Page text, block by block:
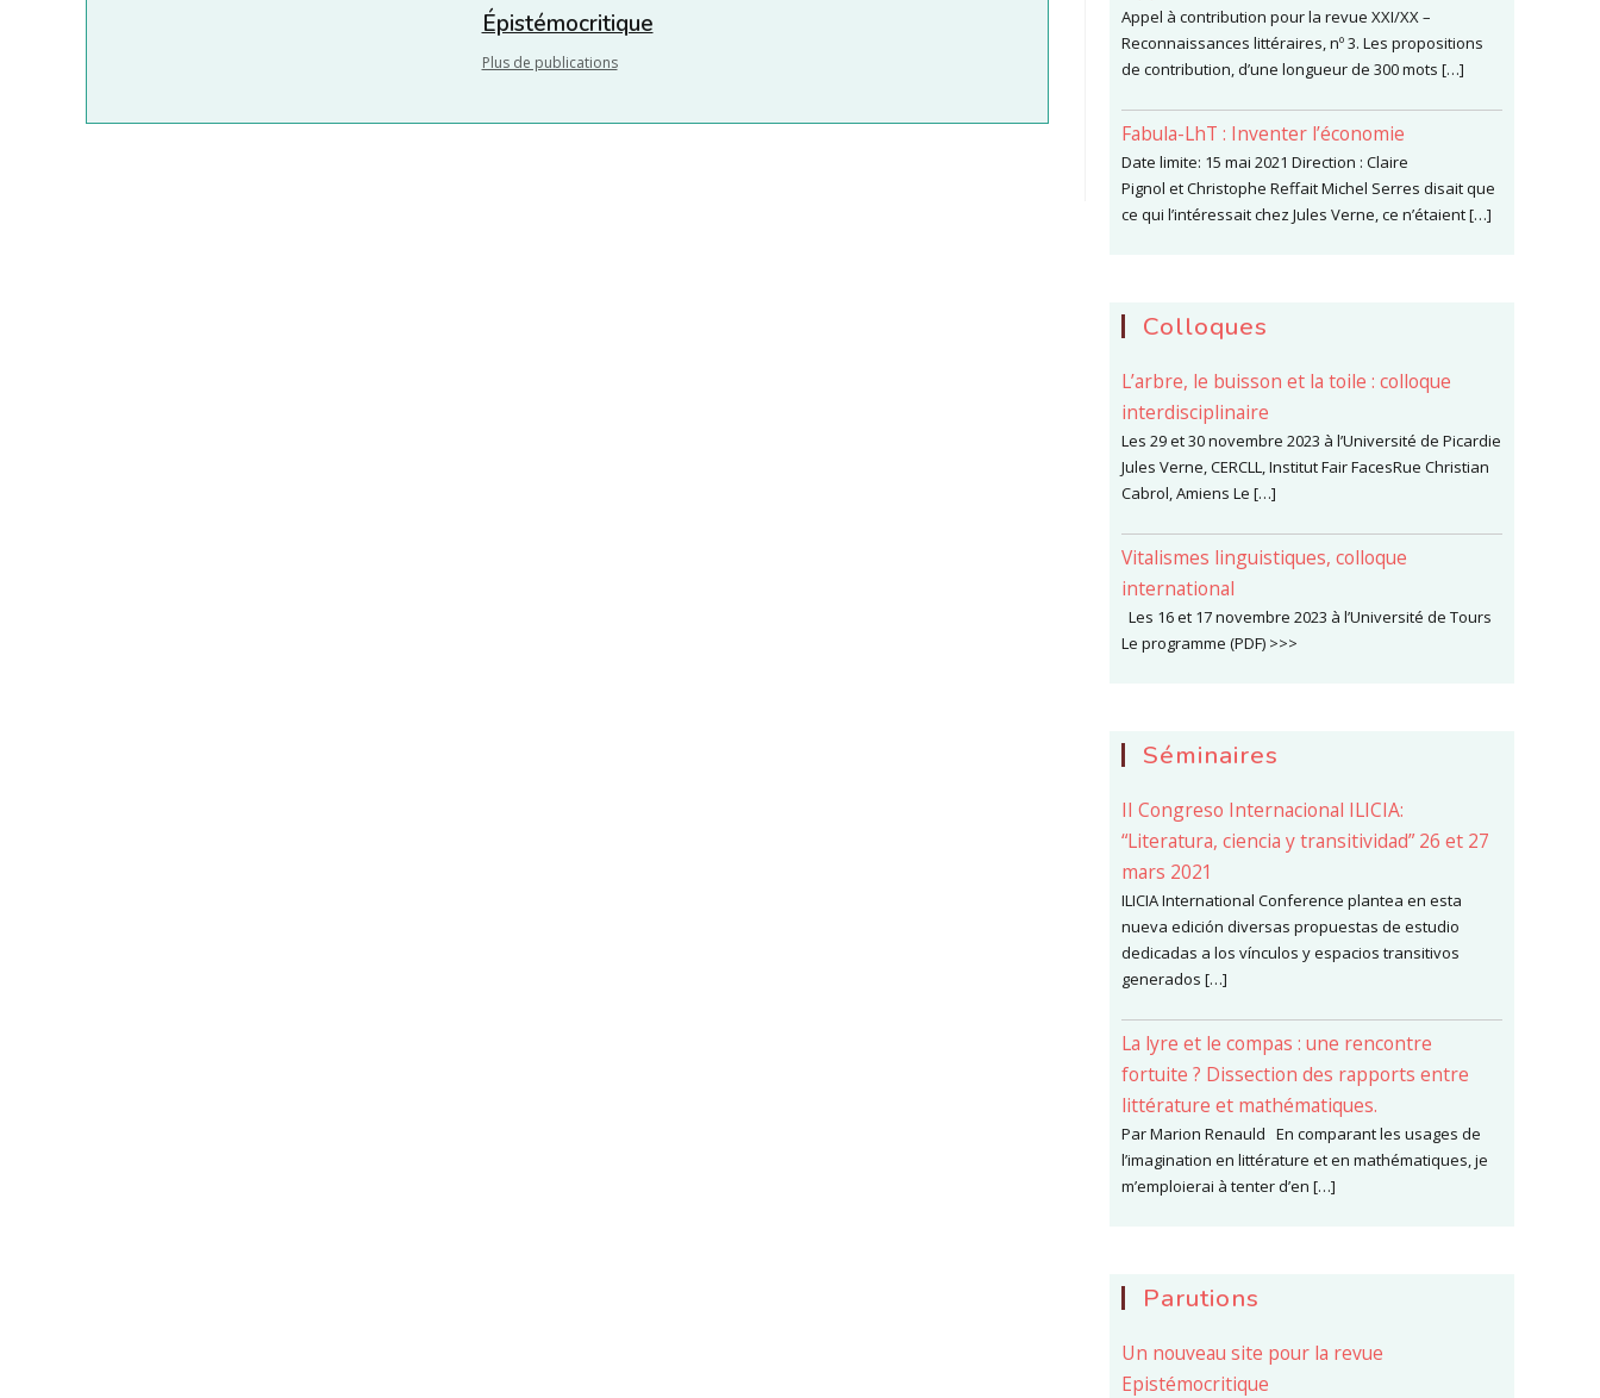
Épistémocritique
Plus de publications
Appel à contribution pour la revue XXI/XX –
Reconnaissances littéraires, nº 3. Les propositions
de contribution, d’une longueur de 300 mots […]
Fabula-LhT : Inventer l’économie
Date limite: 15 mai 2021 Direction : Claire
Pignol et Christophe Reffait Michel Serres disait que
ce qui l’intéressait chez Jules Verne, ce n’étaient […]
Colloques
L’arbre, le buisson et la toile : colloque
interdisciplinaire
Les 29 et 30 novembre 2023 à l’Université de Picardie
Jules Verne, CERCLL, Institut Fair FacesRue Christian
Cabrol, Amiens Le […]
Vitalismes linguistiques, colloque
international
Les 16 et 17 novembre 2023 à l’Université de Tours
Le programme (PDF) >>>
Séminaires
II Congreso Internacional ILICIA:
“Literatura, ciencia y transitividad” 26 et 27
mars 2021
ILICIA International Conference plantea en esta
nueva edición diversas propuestas de estudio
dedicadas a los vínculos y espacios transitivos
generados […]
La lyre et le compas : une rencontre
fortuite ? Dissection des rapports entre
littérature et mathématiques.
Par Marion Renauld En comparant les usages de
l’imagination en littérature et en mathématiques, je
m’emploierai à tenter d’en […]
Parutions
Un nouveau site pour la revue
Epistémocritique